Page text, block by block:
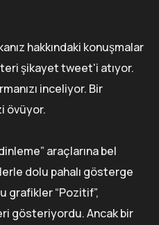
hakkındaki konuşmalar
şikayet tweet'i atıyor.
inceliyor. Bir
övüyor.
araçlarına bel
dolu pahalı gösterge
grafikler “Pozitif”,
gösteriyordu. Ancak bir